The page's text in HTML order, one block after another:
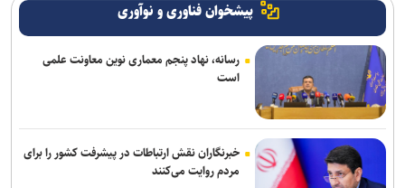
پیشخوان فناوری و نوآوری
رسانه، نهاد پنجم معماری نوین معاونت علمی
است
خبرنگاران نقش ارتباطات در پیشرفت کشور را برای
مردم روایت می‌کنند